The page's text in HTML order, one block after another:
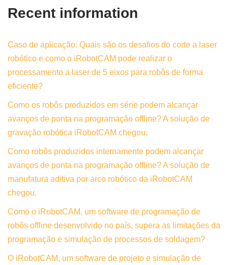
Recent information
Caso de aplicação: Quais são os desafios do corte a laser
robótico e como o iRobotCAM pode realizar o
processamento a laser de 5 eixos para robôs de forma
eficiente?
Como os robôs produzidos em série podem alcançar
avanços de ponta na programação offline? A solução de
gravação robótica iRobotCAM chegou.
Como robôs produzidos internamente podem alcançar
avanços de ponta na programação offline? A solução de
manufatura aditiva por arco robótico da iRobotCAM
chegou.
Como o iRobotCAM, um software de programação de
robôs offline desenvolvido no país, supera as limitações da
programação e simulação de processos de soldagem?
O iRobotCAM, um software de projeto e simulação de